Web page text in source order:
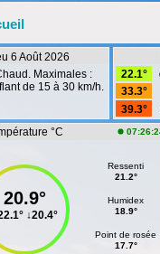
6 Août 2026
Maximales :
de 15 à 30 km/h.
22.1°
33.3°
39.3°
°C
20.9°
↓20.4°
Ressenti
21.2°
Humidex
18.9°
Point de rosée
17.7°